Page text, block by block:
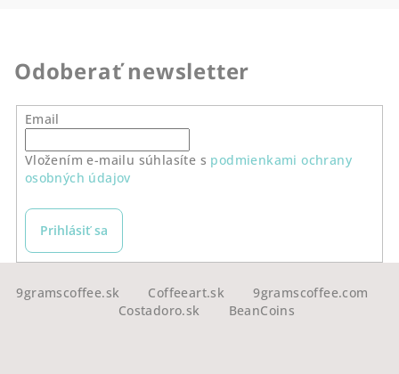
Odoberať newsletter
Email
Vložením e-mailu súhlasíte s podmienkami ochrany
osobných údajov
Prihlásiť sa
9gramscoffee.sk Coffeeart.sk
9gramscoffee.com
Costadoro.sk
BeanCoins